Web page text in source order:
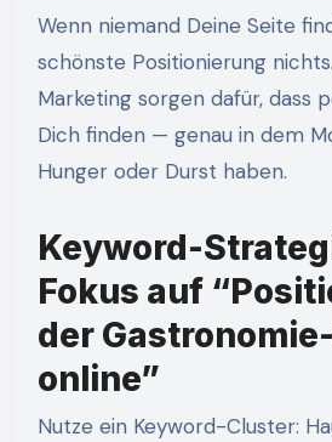
Wenn niemand Deine Seite
schönste Positionierung
Marketing sorgen dafür, dass
Dich finden — genau in dem
Hunger oder Durst haben.
Keyword-
Fokus auf
der
online”
Nutze ein Keyword-Cluster: